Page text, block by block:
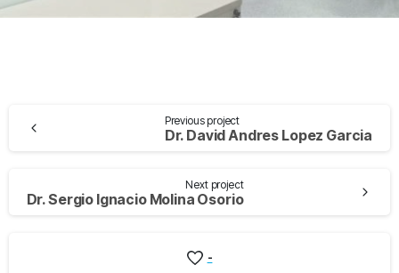
Previous project
Dr. David Andres Lopez Garcia
Next project
Dr. Sergio Ignacio Molina Osorio
-